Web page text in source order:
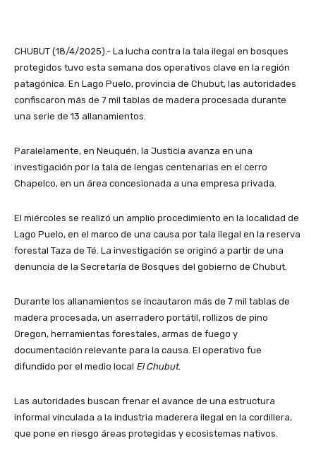
CHUBUT (18/4/2025).- La lucha contra la tala ilegal en bosques
protegidos tuvo esta semana dos operativos clave en la región
patagónica. En Lago Puelo, provincia de Chubut, las autoridades
confiscaron más de 7 mil tablas de madera procesada durante
una serie de 13 allanamientos.
Paralelamente, en Neuquén, la Justicia avanza en una
investigación por la tala de lengas centenarias en el cerro
Chapelco, en un área concesionada a una empresa privada.
El miércoles se realizó un amplio procedimiento en la localidad de
Lago Puelo, en el marco de una causa por tala ilegal en la reserva
forestal Taza de Té. La investigación se originó a partir de una
denuncia de la Secretaría de Bosques del gobierno de Chubut.
Durante los allanamientos se incautaron más de 7 mil tablas de
madera procesada, un aserradero portátil, rollizos de pino
Oregon, herramientas forestales, armas de fuego y
documentación relevante para la causa. El operativo fue
difundido por el medio local El Chubut.
Las autoridades buscan frenar el avance de una estructura
informal vinculada a la industria maderera ilegal en la cordillera,
que pone en riesgo áreas protegidas y ecosistemas nativos.